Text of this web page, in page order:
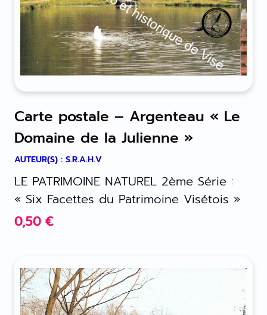
Carte postale – Argenteau « Le
Domaine de la Julienne »
AUTEUR(S) : S.R.A.H.V
LE PATRIMOINE NATUREL 2ème Série :
« Six Facettes du Patrimoine Visétois »
0,50 €